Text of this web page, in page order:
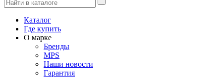
Каталог
Где купить
О марке
Бренды
MPS
Наши новости
Гарантия